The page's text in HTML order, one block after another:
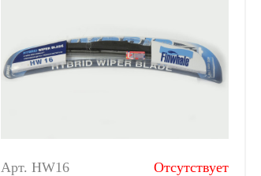
Арт. HW16
Отсутствует